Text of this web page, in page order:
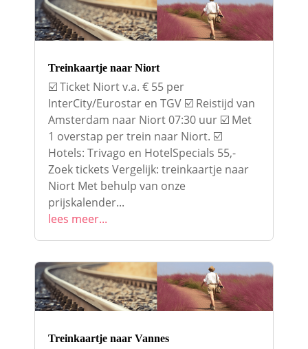
Treinkaartje naar Niort
☑️ Ticket Niort v.a. € 55 per
InterCity/Eurostar en TGV ☑️ Reistijd van
Amsterdam naar Niort 07:30 uur ☑️ Met
1 overstap per trein naar Niort. ☑️
Hotels: Trivago en HotelSpecials 55,-
Zoek tickets Vergelijk: treinkaartje naar
Niort Met behulp van onze
prijskalender...
lees meer...
Treinkaartje naar Vannes